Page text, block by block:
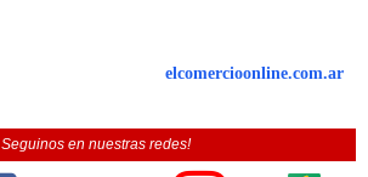
elcomercioonline.com.ar
Seguinos en nuestras redes!